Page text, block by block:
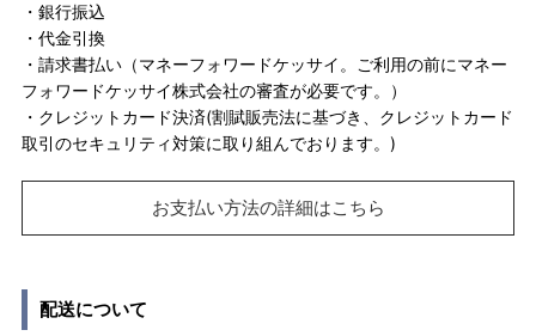
・銀行振込
・代金引換
・請求書払い（マネーフォワードケッサイ。ご利用の前にマネー
フォワードケッサイ株式会社の審査が必要です。）
・クレジットカード決済(割賦販売法に基づき、クレジットカード
取引のセキュリティ対策に取り組んでおります。)
お支払い方法の詳細はこちら
配送について